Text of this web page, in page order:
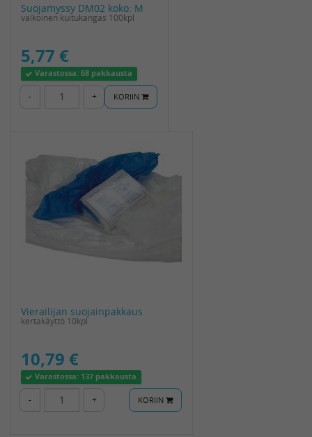
Suojamyssy DM02 koko: M
valkoinen kuitukangas 100kpl
5,77 €
Varastossa:68 pakkausta
- + KORIIN
Vierailijan suojainpakkaus
kertakäyttö 10kpl
10,79 €
Varastossa: 137 pakkausta
- + KORIIN